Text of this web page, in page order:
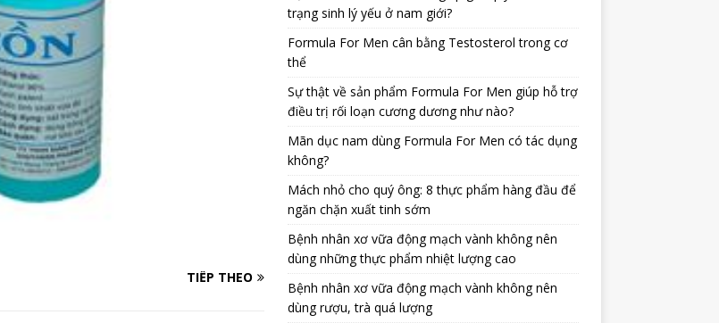
TIẾP THEO
trạng sinh lý yếu ở nam giới?
Formula For Men cân bằng Testosterol trong cơ
thể
Sự thật về sản phẩm Formula For Men giúp hỗ trợ
điều trị rối loạn cương dương như nào?
Mãn dục nam dùng Formula For Men có tác dụng
không?
Mách nhỏ cho quý ông: 8 thực phẩm hàng đầu để
ngăn chặn xuất tinh sớm
Bệnh nhân xơ vữa động mạch vành không nên
dùng những thực phẩm nhiệt lượng cao
Bệnh nhân xơ vữa động mạch vành không nên
dùng rượu, trà quá lượng